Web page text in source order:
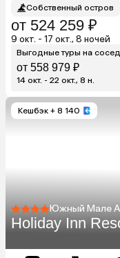
Собственный остров
от 524 259 ₽
9 окт. - 17 окт., 8 ночей
Выгодные туры на
от 558 979 ₽
14 окт. - 22 окт., 8 н.
Кешбэк + 8 140
Южный Мале
Holiday Inn